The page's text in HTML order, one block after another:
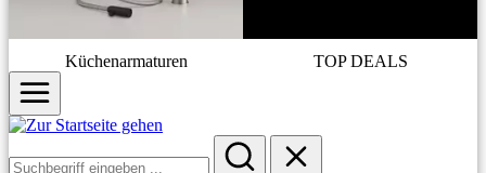
Küchenarmaturen TOP DEALS